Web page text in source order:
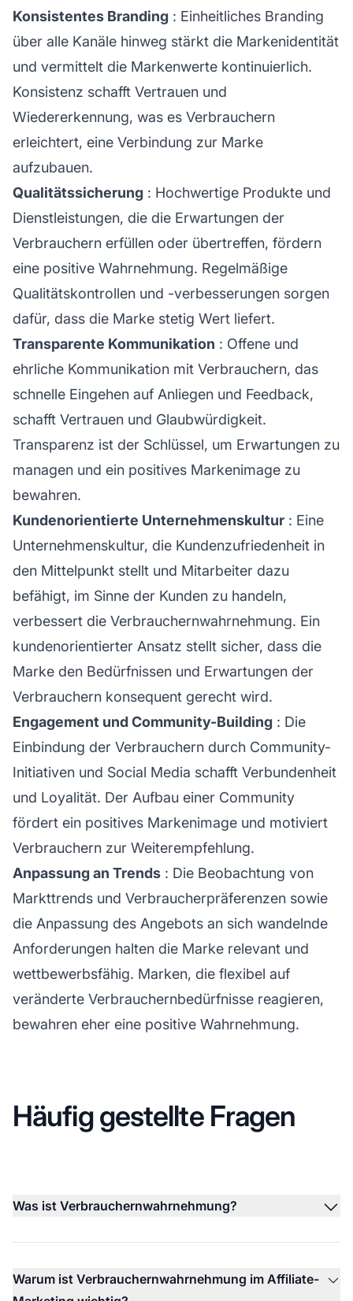
Konsistentes Branding : Einheitliches Branding
über alle Kanäle hinweg stärkt die Markenidentität
und vermittelt die Markenwerte kontinuierlich.
Konsistenz schafft Vertrauen und
Wiedererkennung, was es Verbrauchern
erleichtert, eine Verbindung zur Marke
aufzubauen.
Qualitätssicherung : Hochwertige Produkte und
Dienstleistungen, die die Erwartungen der
Verbrauchern erfüllen oder übertreffen, fördern
eine positive Wahrnehmung. Regelmäßige
Qualitätskontrollen und -verbesserungen sorgen
dafür, dass die Marke stetig Wert liefert.
Transparente Kommunikation : Offene und
ehrliche Kommunikation mit Verbrauchern, das
schnelle Eingehen auf Anliegen und Feedback,
schafft Vertrauen und Glaubwürdigkeit.
Transparenz ist der Schlüssel, um Erwartungen zu
managen und ein positives Markenimage zu
bewahren.
Kundenorientierte Unternehmenskultur : Eine
Unternehmenskultur, die Kundenzufriedenheit in
den Mittelpunkt stellt und Mitarbeiter dazu
befähigt, im Sinne der Kunden zu handeln,
verbessert die Verbrauchernwahrnehmung. Ein
kundenorientierter Ansatz stellt sicher, dass die
Marke den Bedürfnissen und Erwartungen der
Verbrauchern konsequent gerecht wird.
Engagement und Community-Building : Die
Einbindung der Verbrauchern durch Community-
Initiativen und Social Media schafft Verbundenheit
und Loyalität. Der Aufbau einer Community
fördert ein positives Markenimage und motiviert
Verbrauchern zur Weiterempfehlung.
Anpassung an Trends : Die Beobachtung von
Markttrends und Verbraucherpräferenzen sowie
die Anpassung des Angebots an sich wandelnde
Anforderungen halten die Marke relevant und
wettbewerbsfähig. Marken, die flexibel auf
veränderte Verbrauchernbedürfnisse reagieren,
bewahren eher eine positive Wahrnehmung.
Häufig gestellte Fragen
Was ist Verbrauchernwahrnehmung?
Warum ist Verbrauchernwahrnehmung im Affiliate-